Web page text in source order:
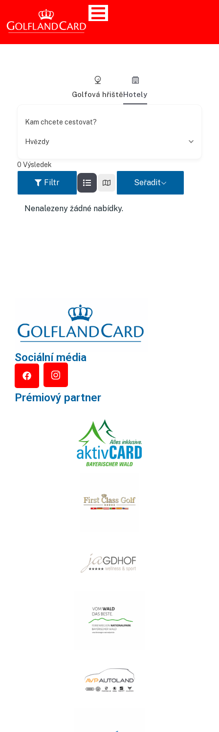
Golfová hřištěHotely
Kam chcete cestovat?
Hvězdy
0 Výsledek
Filtr Seřadit
Nenalezeny žádné nabídky.
Sociální média
Prémiový partner